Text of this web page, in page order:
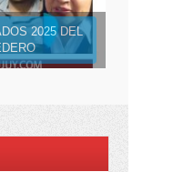
2025 DEL